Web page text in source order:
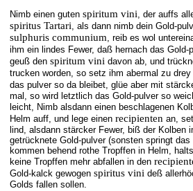
Nimb einen guten spiritum vini, der auffs
spiritus Tartari, als dann nimb dein Gold-
sulphuris communium, reib es wol
ihm ein lindes Fewer, daß hernach das
geuß den spiritum vini davon ab, und
trucken worden, so setz ihm abermal zu drey
das pulver so da bleibet, glüe aber mit
mal, so wird letztlich das Gold-pulver so
leicht, Nimb alsdann einen beschlagenen
Helm auff, und lege einen recipienten an,
lind, alsdann stärcker Fewer, biß der
getrücknete Gold-pulver (sonsten springt
kommen behend rothe Tropffen in Helm,
keine Tropffen mehr abfallen in den
Gold-kalck gewogen spiritus vini deß
Golds fallen sollen.